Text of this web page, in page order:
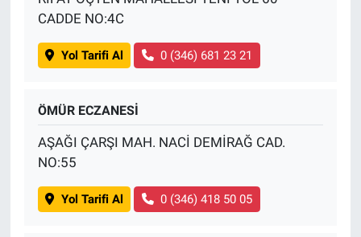
CADDE NO:4C
Yol Tarifi Al 0 (346) 681 23 21
ÖMÜR ECZANESİ
AŞAĞI ÇARŞI MAH. NACİ DEMİRAĞ CAD.
NO:55
Yol Tarifi Al 0 (346) 418 50 05